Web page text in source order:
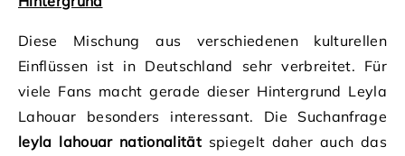
Diese Mischung aus verschiedenen kulturellen
Einflüssen ist in Deutschland sehr verbreitet. Für
viele Fans macht gerade dieser Hintergrund Leyla
Lahouar besonders interessant. Die Suchanfrage
leyla lahouar nationalitätspiegelt daher auch das